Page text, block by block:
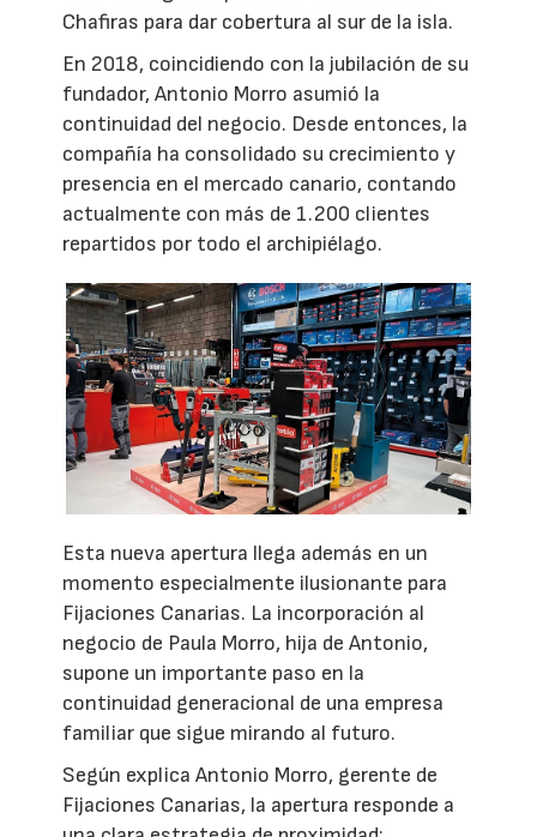
Chafiras para dar cobertura al sur de la isla.
En 2018, coincidiendo con la jubilación de su
fundador, Antonio Morro asumió la
continuidad del negocio. Desde entonces, la
compañía ha consolidado su crecimiento y
presencia en el mercado canario, contando
actualmente con más de 1.200 clientes
repartidos por todo el archipiélago.
Esta nueva apertura llega además en un
momento especialmente ilusionante para
Fijaciones Canarias. La incorporación al
negocio de Paula Morro, hija de Antonio,
supone un importante paso en la
continuidad generacional de una empresa
familiar que sigue mirando al futuro.
Según explica Antonio Morro, gerente de
Fijaciones Canarias, la apertura responde a